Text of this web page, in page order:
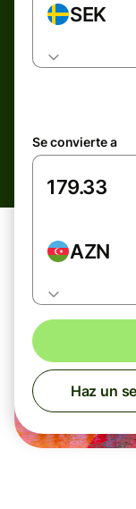
SEK
Se convierte a
AZN
Haz un